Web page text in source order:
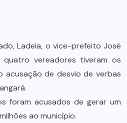
Ladeia, o vice-prefeito José
vereadores tiveram os
acusação de desvio de verbas
foram acusados de gerar um
ao município.